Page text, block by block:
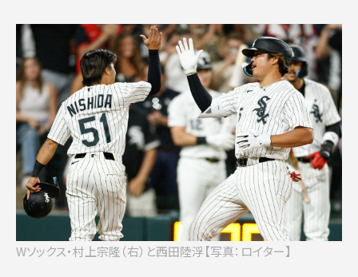
ソフト
日本
ロ
オリ
Wソックス・村上宗隆（右）と西田陸浮【写真：ロイター】